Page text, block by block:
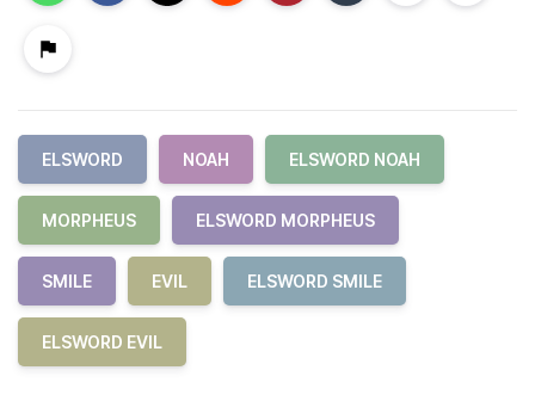
ELSWORD NOAH ELSWORD NOAH
MORPHEUS ELSWORD MORPHEUS
SMILE EVIL ELSWORD SMILE
ELSWORD EVIL